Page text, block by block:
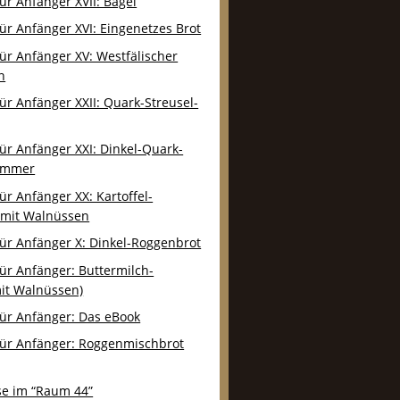
Anfänger XVI: Eingenetzes Brot
Anfänger XV: Westfälischer
Anfänger XXII: Quark-Streusel-
Anfänger XXI: Dinkel-Quark-
Anfänger XX: Kartoffel-
Walnüssen
Anfänger X: Dinkel-Roggenbrot
Anfänger: Buttermilch-
Walnüssen)
Anfänger: Das eBook
Anfänger: Roggenmischbrot
im “Raum 44”